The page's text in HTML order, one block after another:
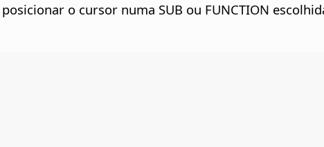
o cursor numa SUB ou FUNCTION